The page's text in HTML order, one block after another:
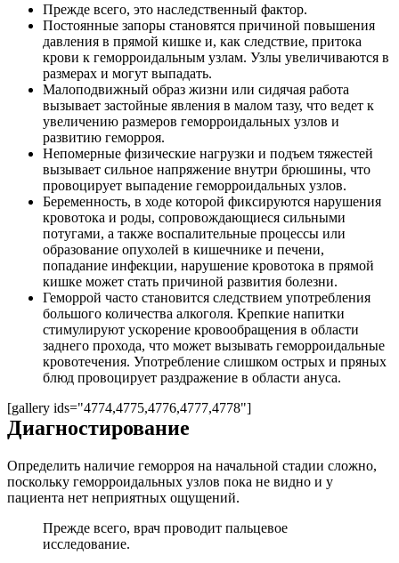
Прежде всего, это наследственный фактор.
Постоянные запоры становятся причиной повышения
давления в прямой кишке и, как следствие, притока
крови к геморроидальным узлам. Узлы увеличиваются в
размерах и могут выпадать.
Малоподвижный образ жизни или сидячая работа
вызывает застойные явления в малом тазу, что ведет к
увеличению размеров геморроидальных узлов и
развитию геморроя.
Непомерные физические нагрузки и подъем тяжестей
вызывает сильное напряжение внутри брюшины, что
провоцирует выпадение геморроидальных узлов.
Беременность, в ходе которой фиксируются нарушения
кровотока и роды, сопровождающиеся сильными
потугами, а также воспалительные процессы или
образование опухолей в кишечнике и печени,
попадание инфекции, нарушение кровотока в прямой
кишке может стать причиной развития болезни.
Геморрой часто становится следствием употребления
большого количества алкоголя. Крепкие напитки
стимулируют ускорение кровообращения в области
заднего прохода, что может вызывать геморроидальные
кровотечения. Употребление слишком острых и пряных
блюд провоцирует раздражение в области ануса.
[gallery ids="4774,4775,4776,4777,4778"]
Диагностирование
Определить наличие геморроя на начальной стадии сложно,
поскольку геморроидальных узлов пока не видно и у
пациента нет неприятных ощущений.
Прежде всего, врач проводит пальцевое
исследование.